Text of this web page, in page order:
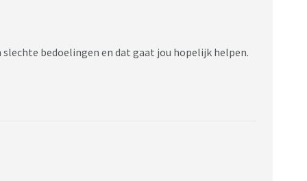
voor vriend. School zegt dat ik hier niks van moet
beëindigen met vriend om mijn zoon en ex
en radeloze mama
bedoelingen en dat gaat jou hopelijk helpen.